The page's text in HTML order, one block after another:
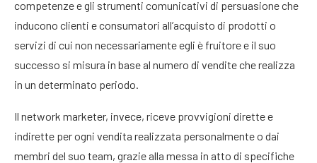
competenze e gli strumenti comunicativi di persuasione che
inducono clienti e consumatori all’acquisto di prodotti o
servizi di cui non necessariamente egli è fruitore e il suo
successo si misura in base al numero di vendite che realizza
in un determinato periodo.
Il network marketer, invece, riceve provvigioni dirette e
indirette per ogni vendita realizzata personalmente o dai
membri del suo team, grazie alla messa in atto di specifiche